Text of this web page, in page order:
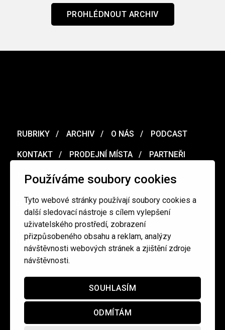
Používáme soubory cookies
Tyto webové stránky používají soubory cookies a
další sledovací nástroje s cílem vylepšení
uživatelského prostředí, zobrazení
přizpůsobeného obsahu a reklam, analýzy
návštěvnosti webových stránek a zjištění zdroje
návštěvnosti.
SOUHLASÍM
ODMÍTÁM
PROHLÉDNOUT ARCHIV
RUBRIKY ARCHIV O NÁS PODCAST
KONTAKT PRODEJNÍ MÍSTA PARTNEŘI
MERCH VOUCHER
Ochrana osobních údajů / Obchodní podmínky
redakce@cinepur.cz